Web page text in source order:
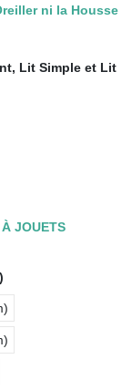
ni la Housse
Lit Simple et Lit
JOUETS